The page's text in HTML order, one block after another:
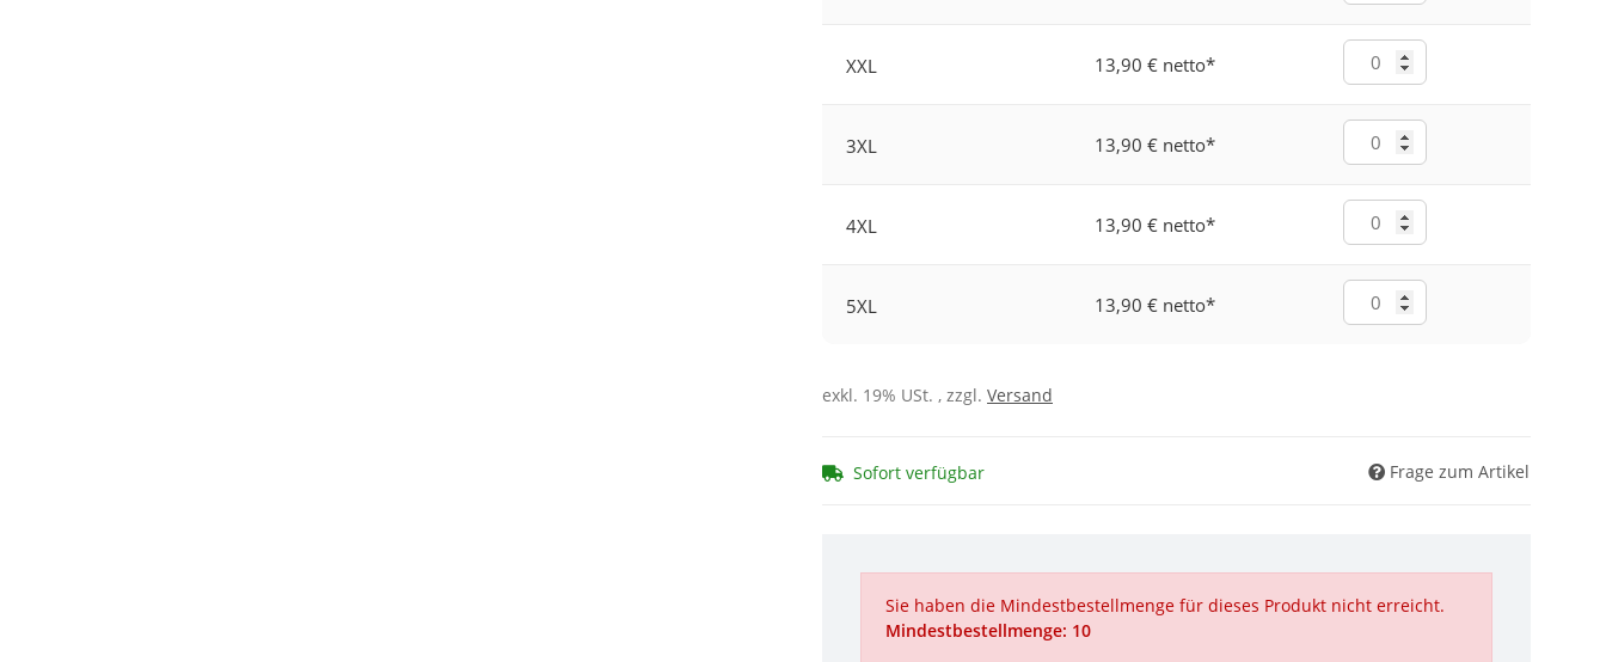
XXL 13,90 € netto*
3XL 13,90 € netto*
4XL 13,90 € netto*
5XL 13,90 € netto*
exkl. 19% USt. , zzgl. Versand
Sofort verfügbar Frage zum Artikel
Sie haben die Mindestbestellmenge für dieses Produkt nicht erreicht.
Mindestbestellmenge: 10